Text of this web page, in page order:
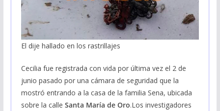
El dije hallado en los rastrillajes
Cecilia fue registrada con vida por última vez el 2 de
junio pasado por una cámara de seguridad que la
mostró entrando a la casa de la familia Sena, ubicada
sobre la calle Santa María de Oro.Los investigadores